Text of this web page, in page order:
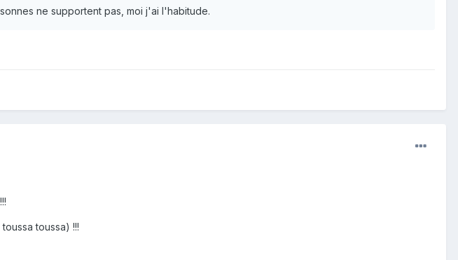
ne supportent pas, moi j'ai l'habitude.
toussa) !!!